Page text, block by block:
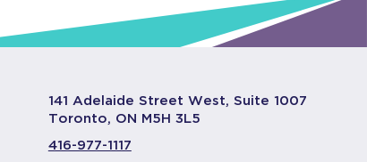
141 Adelaide Street West, Suite 1007
Toronto, ON M5H 3L5
416-977-1117